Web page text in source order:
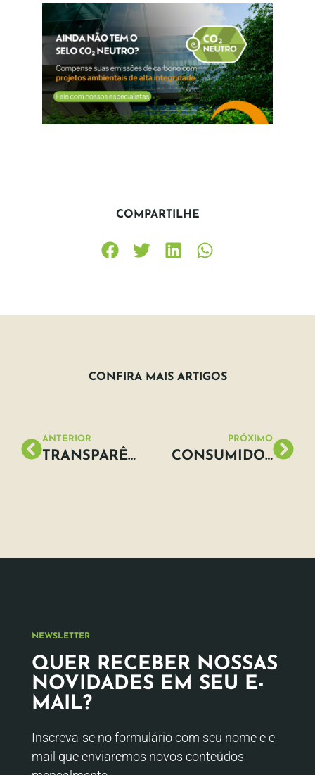
COMPARTILHE
CONFIRA MAIS ARTIGOS
ANTERIOR
TRANSPARÊNCIA CLIMÁTICA COMO ATIVO ESTRATÉGICO: O CDP EM 2026
PRÓXIMO
CONSUMIDOR SUSTENTÁVEL: POR QUE ELE PAGA MAIS POR MARCAS RESPONSÁVEIS?
NEWSLETTER
QUER RECEBER NOSSAS
NOVIDADES EM SEU E-
MAIL?
Inscreva-se no formulário com seu nome e e-
mail que enviaremos novos conteúdos